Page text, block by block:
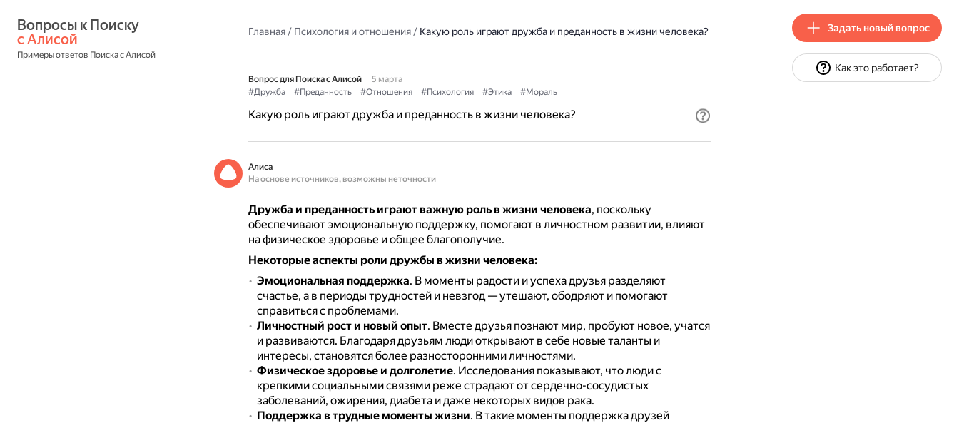
с Алисой
Примеры ответов Поиска с Алисой
Главная/ Психология и отношения/ Какую роль играют дружба и преданность в жизни человека?
Вопрос для Поиска с Алисой
5 марта
#Дружба
#Преданность #Отношения #Психология #Этика #Мораль
Какую роль играют дружба и преданность в жизни человека?
Алиса
На основе источников, возможны неточности
Дружба и преданность играют важную роль в жизни человека, поскольку
обеспечивают эмоциональную поддержку, помогают в личностном развитии, влияют
на физическое здоровье и общее благополучие.
Некоторые аспекты роли дружбы в жизни человека:
Эмоциональная поддержка. В моменты радости и успеха друзья разделяют
счастье, а в периоды трудностей и невзгод — утешают, ободряют и помогают
справиться с проблемами.
Личностный рост и новый опыт. Вместе друзья познают мир, пробуют новое, учатся
и развиваются. Благодаря друзьям люди открывают в себе новые таланты и
интересы, становятся более разносторонними личностями.
Физическое здоровье и долголетие. Исследования показывают, что люди с
крепкими социальными связями реже страдают от сердечно-сосудистых
заболеваний, ожирения, диабета и даже некоторых видов рака.
Поддержка в трудные моменты жизни. В такие моменты поддержка друзей
Задать новый вопрос
Как это работает?